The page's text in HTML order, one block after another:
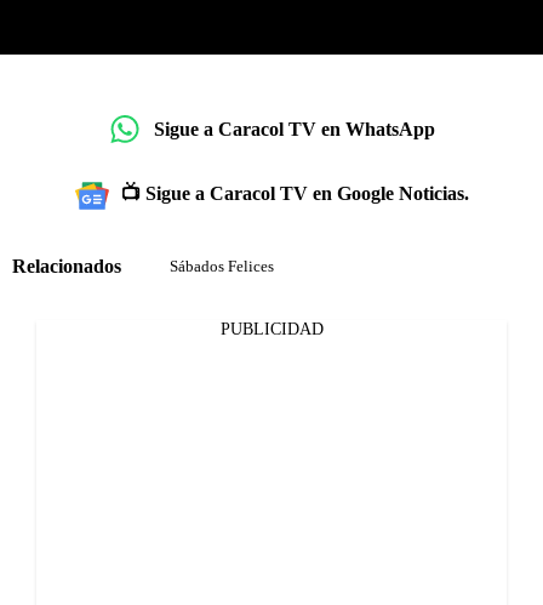
Sigue a Caracol TV en WhatsApp
📺 Sigue a Caracol TV en Google Noticias.
Relacionados Sábados Felices
PUBLICIDAD